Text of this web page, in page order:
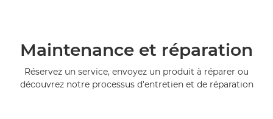
Maintenance et réparation
Réservez un service, envoyez un produit à réparer ou
découvrez notre processus d'entretien et de réparation